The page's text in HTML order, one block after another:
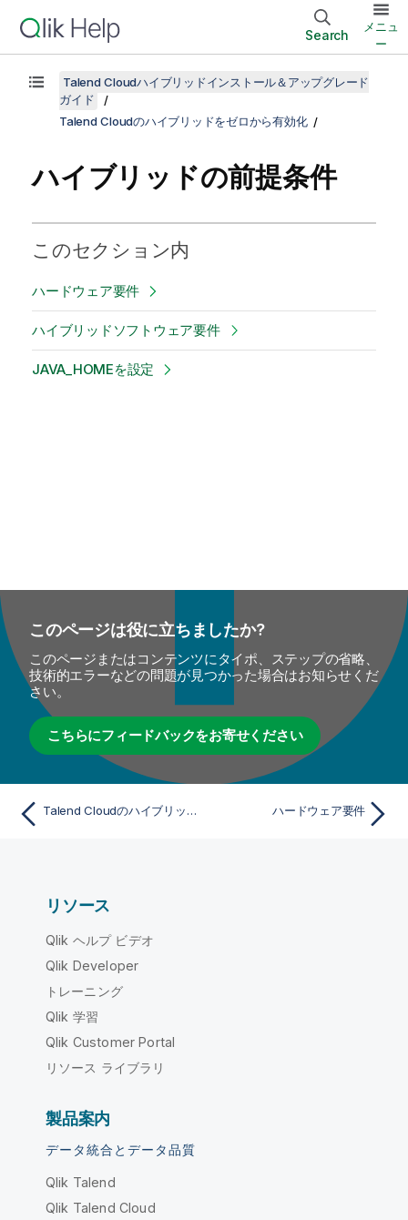
Search
メニュ
ー
Talend Cloudハイブリッドインストール＆アップグレード
ガイド
Talend Cloudのハイブリッドをゼロから有効化
ハイブリッドの前提条件
このセクション内
ハードウェア要件
ハイブリッドソフトウェア要件
JAVA_HOMEを設定
このページは役に立ちましたか?
このページまたはコンテンツにタイポ、ステップの省略、
技術的エラーなどの問題が見つかった場合はお知らせくだ
さい。
こちらにフィードバックをお寄せください
Talend Cloudのハイブリッドをゼロから有効化 ハードウェア要件
リソース
Qlik ヘルプ ビデオ
Qlik Developer
トレーニング
Qlik 学習
Qlik Customer Portal
リソース ライブラリ
製品案内
データ統合とデータ品質
Qlik Talend
Qlik Talend Cloud